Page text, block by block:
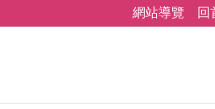
網站導覽 回